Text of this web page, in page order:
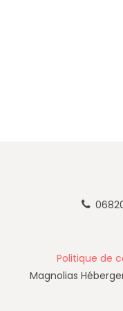
Politique de
Magnolias